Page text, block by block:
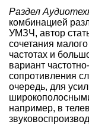
Раздел
комбинацией
УМЗЧ, автор
сочетания
частотах и
вариант
сопротивления
очередь, для
например, в